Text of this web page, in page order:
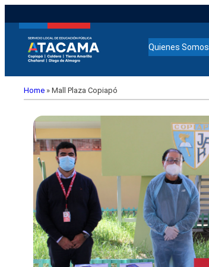
Quienes Somos
Home » Mall Plaza Copiapó